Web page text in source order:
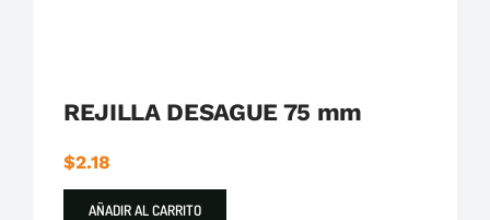
REJILLA DESAGUE 75 mm
$2.18
AÑADIR AL CARRITO